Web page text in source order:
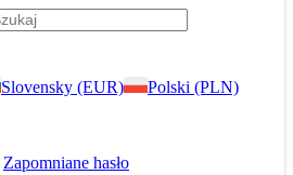
Slovensky (EUR) Polski (PLN)
Zapomniane hasło